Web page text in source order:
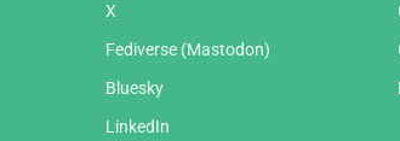
X
Fediverse (Mastodon)
Bluesky
LinkedIn